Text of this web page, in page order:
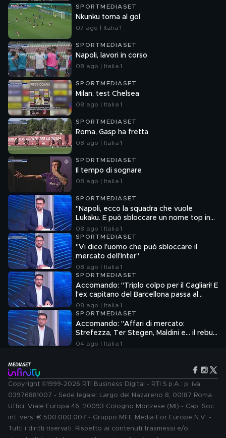
SPORTMEDIASET
Nkunku torna al gol
07 ago | Italia 1
SPORTMEDIASET
Napoli, lavori in corso
08 ago | Italia 1
SPORTMEDIASET
Milan, test Chelsea
08 ago | Italia 1
SPORTMEDIASET
Roma, Gasp ha fretta
08 ago | Italia 1
SPORTMEDIASET
Il tempo di sognare
08 ago | Italia 1
SPORTMEDIASET
"Napoli, ecco la squadra che vuole
Lukaku. E può sbloccare un nome top in
attacco"
08 ago | Italia 1
SPORTMEDIASET
"Vi dico l'uomo che può sbloccare il
mercato dell'Inter"
08 ago | Italia 1
SPORTMEDIASET
Accomando: "Triplo colpo per il Cagliari! E
l'ex capitano del Barcellona passa al
Liverpool"
08 ago | Italia 1
SPORTMEDIASET
Accomando: "Affari di mercato:
Strefezza, Ter Stegen, Maldini e... il rebus
Sebastiano Esposito"
04 ago | Italia 1
Copyright ©1999-2026 RTI Business Digital - RTI S.p.A.: p. iva
03976881007 - Sede legale: Largo del Nazareno 8, 00187 Roma.
Uffici: Viale Europa 46, 20093 Cologno Monzese (MI) - Cap. Soc.
int. vers. € 500.000.007 - Gruppo MFE Media For Europe N.V. -
Tutti i diritti riservati. Rispetto ai contenuti trasmessi e/o